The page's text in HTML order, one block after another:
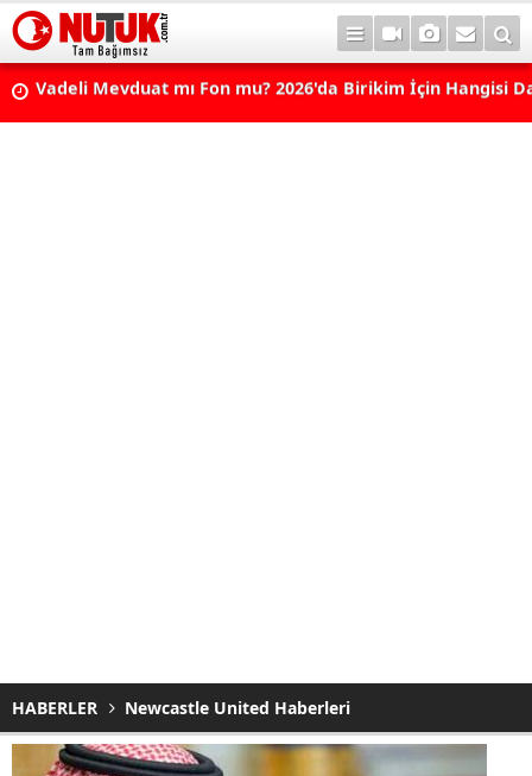
Vadeli Mevduat mı Fon mu? 2026'da Birikim İçin Hangisi
Avantajlı? Nelere Dikkat Edilmeli?
Konut Kredisi Çekmeden Önce Bu Hatayı Yapmayın!
HABERLER Newcastle United Haberleri